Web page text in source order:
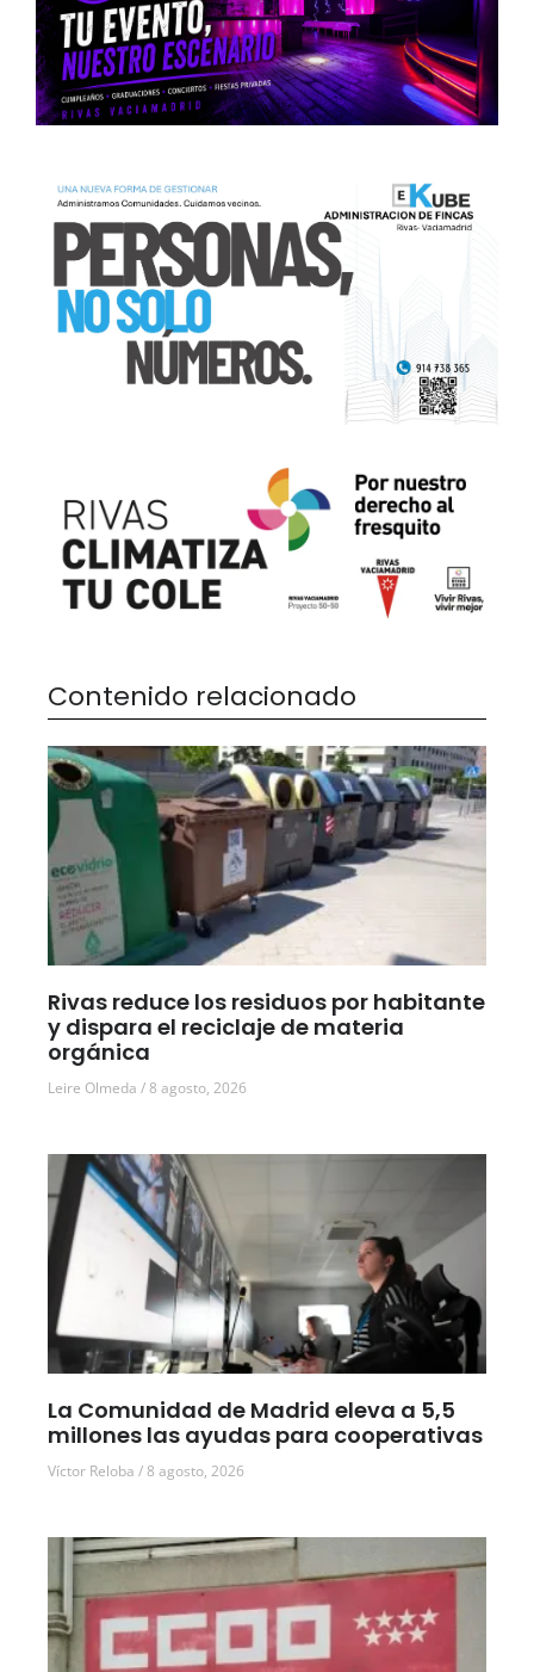
Contenido relacionado
Rivas reduce los residuos por habitante
y dispara el reciclaje de materia
orgánica
Leire Olmeda 8 agosto, 2026
La Comunidad de Madrid eleva a 5,5
millones las ayudas para cooperativas
Víctor Reloba 8 agosto, 2026